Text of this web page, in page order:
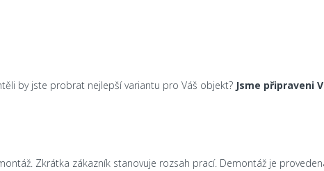
by jste probrat nejlepší variantu pro Váš objekt? Jsme připraveni
Zkrátka zákazník stanovuje rozsah prací. Demontáž je